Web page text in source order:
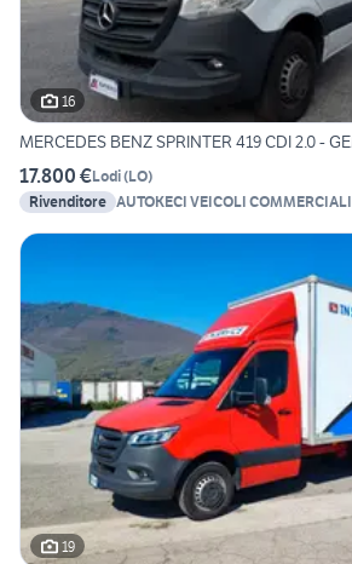
16
MERCEDES BENZ SPRINTER 419 CDI 2.0 -
17.800 €Lodi(LO)
Rivenditore AUTOKECI VEICOLI COMMERCIALI
19